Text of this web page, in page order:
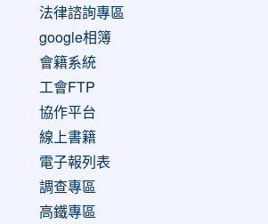
法律諮詢專區
google相簿
會籍系統
工會FTP
協作平台
線上書籍
電子報列表
調查專區
高鐵專區